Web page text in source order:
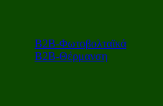
Β2Β-Φωτοβολταϊκά
Β2Β-Θέρμανση